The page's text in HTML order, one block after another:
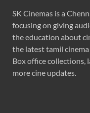
SK Cinemas is a
focusing on giving
the education about
the latest tamil
Box office collections,
more cine updates.